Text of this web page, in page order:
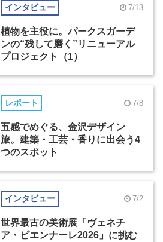
インタビュー 7/13
植物を主役に。パークスガーデ
ンの“残して磨く”リニューアル
プロジェクト（1）
レポート 7/8
五感でめぐる、金沢デザイン
旅。建築・工芸・香りに出会う4
つのスポット
インタビュー 7/2
世界最古の美術展「ヴェネチ
ア・ビエンナーレ2026」に挑む